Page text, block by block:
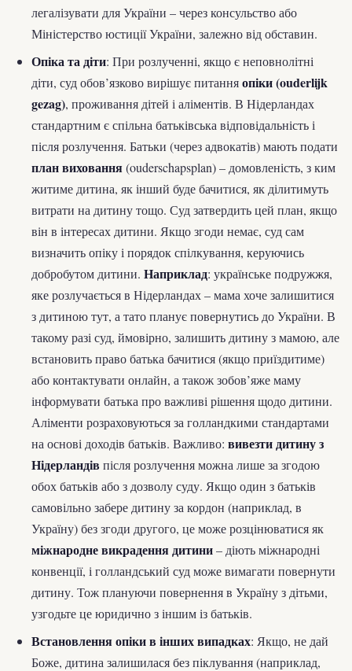
легалізувати для України – через консульство або
Міністерство юстиції України, залежно від обставин.
Опіка та діти: При розлученні, якщо є неповнолітні
діти, суд обов’язково вирішує питанняопіки (ouderlijk
gezag), проживання дітей і аліментів. В Нідерландах
стандартним є спільна батьківська відповідальність і
після розлучення. Батьки (через адвокатів) мають подати
план виховання(ouderschapsplan) – домовленість, з ким
житиме дитина, як інший буде бачитися, як ділитимуть
витрати на дитину тощо. Суд затвердить цей план, якщо
він в інтересах дитини. Якщо згоди немає, суд сам
визначить опіку і порядок спілкування, керуючись
добробутом дитини. Наприклад: українське подружжя,
яке розлучається в Нідерландах – мама хоче залишитися
з дитиною тут, а тато планує повернутись до України. В
такому разі суд, ймовірно, залишить дитину з мамою, але
встановить право батька бачитися (якщо приїздитиме)
або контактувати онлайн, а також зобов’яже маму
інформувати батька про важливі рішення щодо дитини.
Аліменти розраховуються за голландкими стандартами
на основі доходів батьків. Важливо: вивезти дитину з
Нідерландів після розлучення можна лише за згодою
обох батьків або з дозволу суду. Якщо один з батьків
самовільно забере дитину за кордон (наприклад, в
Україну) без згоди другого, це може розцінюватися як
міжнародне викрадення дитини– діють міжнародні
конвенції, і голландський суд може вимагати повернути
дитину. Тож плануючи повернення в Україну з дітьми,
узгодьте це юридично з іншим із батьків.
Встановлення опіки в інших випадках: Якщо, не дай
Боже, дитина залишилася без піклування (наприклад,